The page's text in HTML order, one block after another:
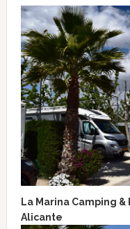
La Marina Camping
Alicante